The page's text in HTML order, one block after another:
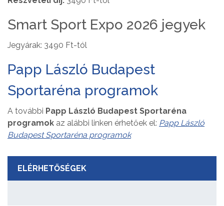
Smart Sport Expo 2026 jegyek
Jegyárak: 3490 Ft-tól
Papp László Budapest
Sportaréna programok
A további Papp László Budapest Sportaréna
programok az alábbi linken érhetőek el: Papp László
Budapest Sportaréna programok
ELÉRHETŐSÉGEK